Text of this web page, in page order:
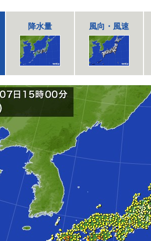
降水量 風向・風速